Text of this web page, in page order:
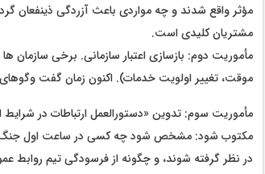
مؤثر واقع شدند و چه مواردی باعث آزردگی ذینفعان
مشتریان کلیدی است.
مأموریت دوم: بازسازی اعتبار سازمانی. برخی
موقت، تغییر اولویت خدمات). اکنون زمان گفت
مأموریت سوم: تدوین «دستورالعمل ارتباطات در
مکتوب شود: مشخص شود چه کسی در ساعت اول جنگ
در نظر گرفته شوند، و چگونه از فرسودگی تیم روابط